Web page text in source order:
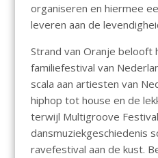
organiseren en hiermee
leveren aan de
Strand van Oranje
familiefestival van
scala aan artiesten van
hiphop tot house en de
terwijl Multigroove
dansmuziekgeschiedenis
ravefestival aan de kust.